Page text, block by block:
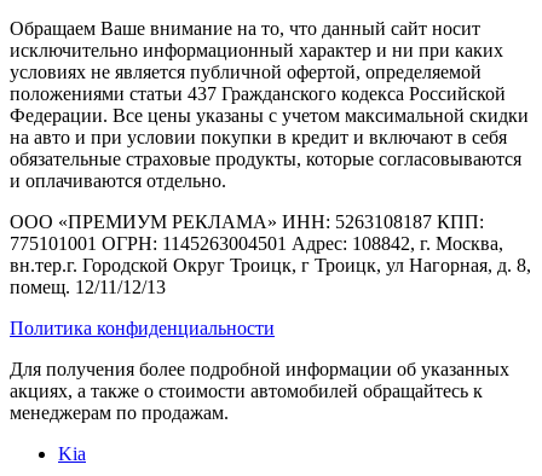
Обращаем Ваше внимание на то, что данный сайт носит
исключительно информационный характер и ни при каких
условиях не является публичной офертой, определяемой
положениями статьи 437 Гражданского кодекса Российской
Федерации. Все цены указаны с учетом максимальной скидки
на авто и при условии покупки в кредит и включают в себя
обязательные страховые продукты, которые согласовываются
и оплачиваются отдельно.
ООО «ПРЕМИУМ РЕКЛАМА» ИНН: 5263108187 КПП:
775101001 ОГРН: 1145263004501 Адрес: 108842, г. Москва,
вн.тер.г. Городской Округ Троицк, г Троицк, ул Нагорная, д. 8,
помещ. 12/11/12/13
Политика конфиденциальности
Для получения более подробной информации об указанных
акциях, а также о стоимости автомобилей обращайтесь к
менеджерам по продажам.
Kia